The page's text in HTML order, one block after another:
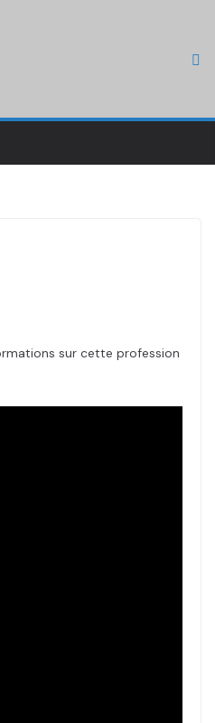
sur cette profession